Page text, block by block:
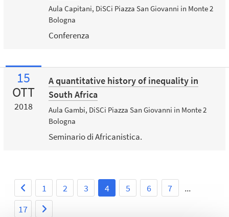
Aula Capitani, DiSCi Piazza San Giovanni in Monte 2
Bologna
Conferenza
15
OTT
2018
A quantitative history of inequality in
South Africa
Aula Gambi, DiSCi Piazza San Giovanni in Monte 2
Bologna
Seminario di Africanistica.
1 2 3 4 5 6 7
...
17